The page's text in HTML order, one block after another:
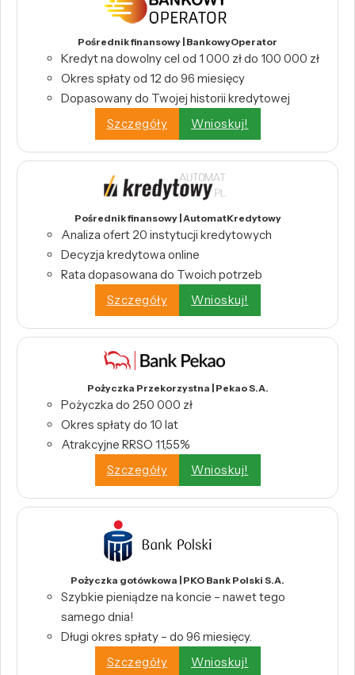
Pośrednik finansowy | BankowyOperator
Kredyt na dowolny cel od 1 000 zł do 100 000 zł
Okres spłaty od 12 do 96 miesięcy
Dopasowany do Twojej historii kredytowej
Szczegóły
Wnioskuj!
Pośrednik finansowy | AutomatKredytowy
Analiza ofert 20 instytucji kredytowych
Decyzja kredytowa online
Rata dopasowana do Twoich potrzeb
Szczegóły
Wnioskuj!
Pożyczka Przekorzystna | Pekao S.A.
Pożyczka do 250 000 zł
Okres spłaty do 10 lat
Atrakcyjne RRSO 11,55%
Szczegóły
Wnioskuj!
Pożyczka gotówkowa | PKO Bank Polski S.A.
Szybkie pieniądze na koncie – nawet tego
samego dnia!
Długi okres spłaty – do 96 miesięcy.
Szczegóły
Wnioskuj!